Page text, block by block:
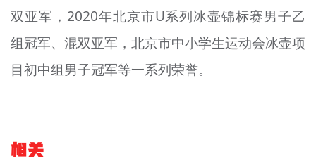
双亚军，2020年北京市U系列冰壶锦标赛男子乙
组冠军、混双亚军，北京市中小学生运动会冰壶项
目初中组男子冠军等一系列荣誉。
相关